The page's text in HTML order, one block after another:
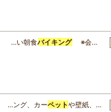
…い朝食バイキング※会…
…ング、カーペットや壁紙、…